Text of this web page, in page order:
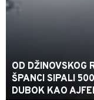
OD DŽINOVSKOG
ŠPANCI SIPALI
DUBOK KAO